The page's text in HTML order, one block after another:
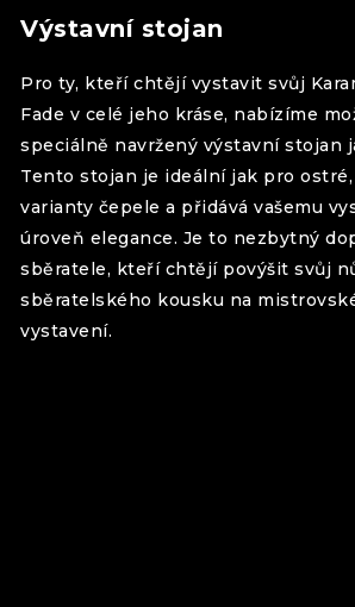
Výstavní stojan
Pro ty, kteří chtějí vystavit svůj
Fade v celé jeho kráse, nabízíme
speciálně navržený výstavní stojan
Tento stojan je ideální jak pro
varianty čepele a přidává vašemu
úroveň elegance. Je to nezbytný
sběratele, kteří chtějí povýšit svůj
sběratelského kousku na
vystavení.